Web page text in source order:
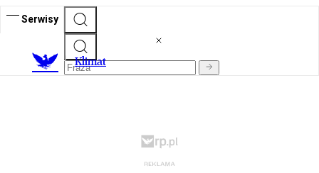
Serwisy
Klimat